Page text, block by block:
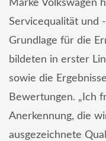
Marke Volkswagen
Servicequalität und
Grundlage für die
bildeten in erster
sowie die
Bewertungen. „Ich
Anerkennung, die
ausgezeichnete